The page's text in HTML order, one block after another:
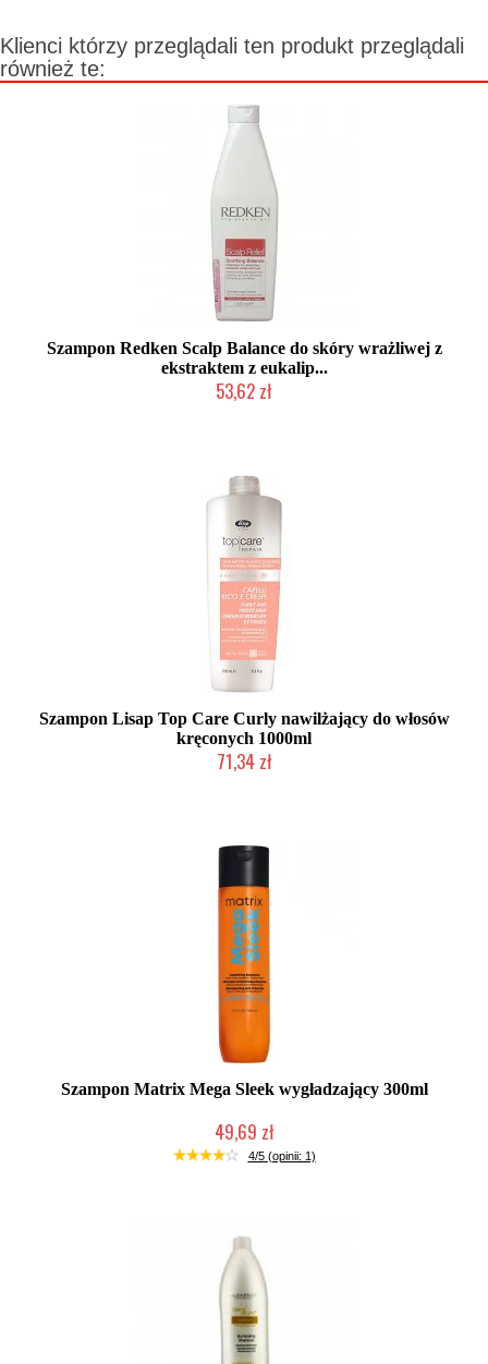
Klienci którzy przeglądali ten produkt przeglądali
również te:
Szampon Redken Scalp Balance do skóry wrażliwej z
ekstraktem z eukalip...
53,62 zł
Szampon Lisap Top Care Curly nawilżający do włosów
kręconych 1000ml
71,34 zł
Szampon Matrix Mega Sleek wygładzający 300ml
49,69 zł
Duża ilość (wysyłka w 24h)
4/5 (opinii: 1)